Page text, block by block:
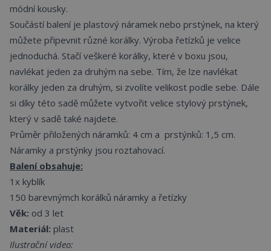
módní kousky.
Součástí balení je plastový náramek nebo prstýnek, na který
můžete připevnit různé korálky. Výroba řetízků je velice
jednoduchá. Stačí veškeré korálky, které v boxu jsou,
navlékat jeden za druhým na sebe. Tím, že lze navlékat
korálky jeden za druhým, si zvolíte velikost podle sebe. Dále
si díky této sadě můžete vytvořit velice stylový prstýnek,
který v sadě také najdete.
Průměr přiložených náramků: 4 cm a prstýnků: 1,5 cm.
Náramky a prstýnky jsou roztahovací.
Balení obsahuje:
1x kyblík
150 barevnýmch korálků náramky a řetízky
Věk: od 3 let
Materiál: plast
Ilustrační video: